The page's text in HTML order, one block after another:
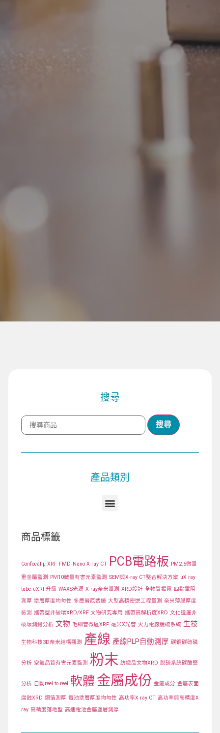
搜尋
搜尋
產品類別
商品標籤
Confocal μ-XRF FMD Nano X-ray CT PCB電路板 PM2.5微量
重金屬監測 PM10微量有害元素監測 SEM與X-ray CT整合解決方案 uX ray
tube uXRF升級 WAXS光源 X ray奈米量測 XRD設計 全物質揭露 四點電阻
測厚 塗層厚度均勻性 多層勞厄透鏡 大型高精密逆工程量測 奈米薄膜厚度
檢測 攜帶型非破壞XRD/XRF 文物研究專用 攜帶高解析度XRD 文化遺產非
破壞測繪分析 文物 毛細管微區XRF 毫米X光管 火力電廠脫硫系統 生技
生物科技3D奈米結構觀測 產線 產線PLP自動測厚 碳鋼碳硫磷
分析 空氣品質有害元素監測 粉末 紡織品文物XRD 脫硫系統碳酸鹽
分析 自動reel to reel 軟體 金屬成份 金屬成分 金屬表面
腐蝕XRD 銅箔測厚 電池塗層厚度均勻性 高功率X ray CT 高功率與高精度X
ray 高精度落地型 高速電池金屬塗層測厚